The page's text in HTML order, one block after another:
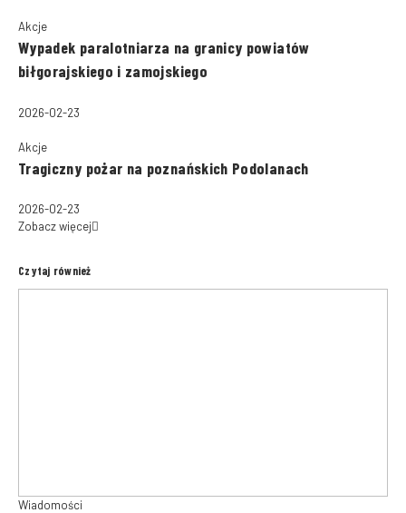
Akcje
Wypadek paralotniarza na granicy powiatów
biłgorajskiego i zamojskiego
2026-02-23
Akcje
Tragiczny pożar na poznańskich Podolanach
2026-02-23
Zobacz więcej
Czytaj również
Wiadomości